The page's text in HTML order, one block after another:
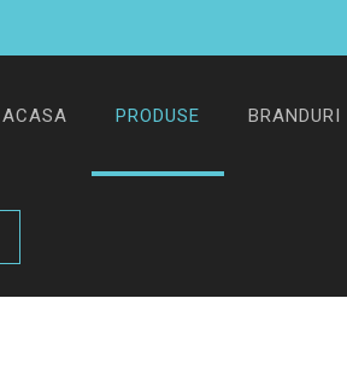
ACASA PRODUSE BRANDURI